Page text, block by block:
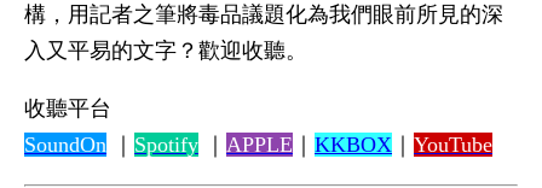
構，用記者之筆將毒品議題化為我們眼前所見的深
入又平易的文字？歡迎收聽。
收聽平台
SoundOn ｜ Spotify ｜ APPLE ｜ KKBOX ｜ YouTube